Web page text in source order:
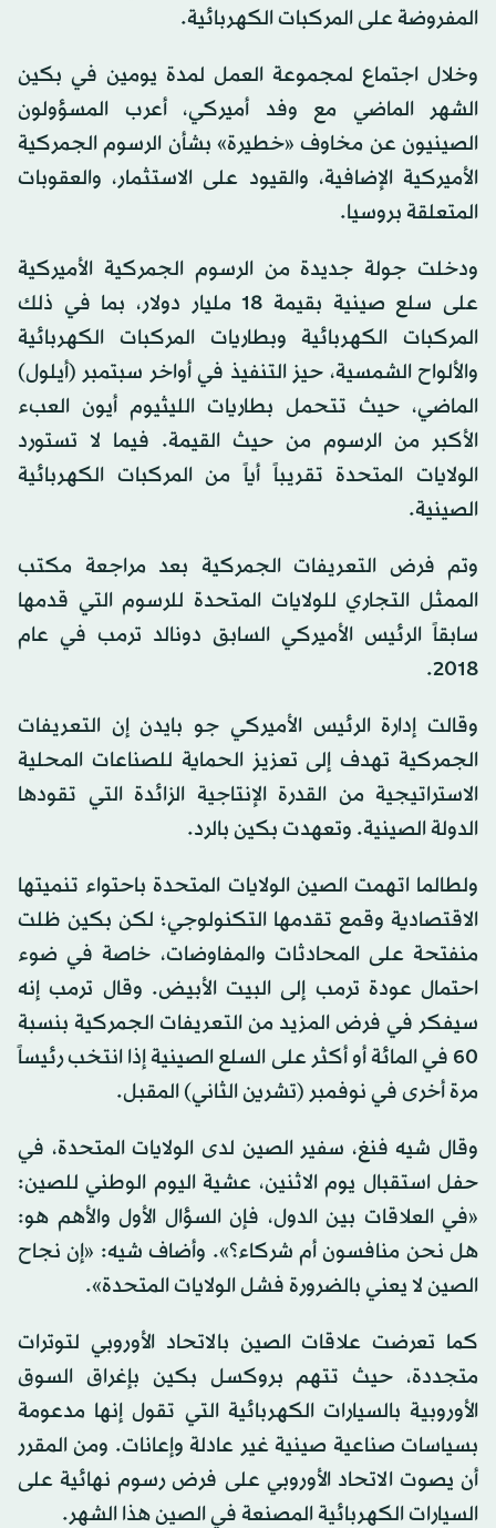
المفروضة على المركبات الكهربائية.
وخلال اجتماع لمجموعة العمل لمدة يومين في بكين
الشهر الماضي مع وفد أميركي، أعرب المسؤولون
الصينيون عن مخاوف «خطيرة» بشأن الرسوم الجمركية
الأميركية الإضافية، والقيود على الاستثمار، والعقوبات
المتعلقة بروسيا.
ودخلت جولة جديدة من الرسوم الجمركية الأميركية
على سلع صينية بقيمة 18 مليار دولار، بما في ذلك
المركبات الكهربائية وبطاريات المركبات الكهربائية
والألواح الشمسية، حيز التنفيذ في أواخر سبتمبر (أيلول)
الماضي، حيث تتحمل بطاريات الليثيوم أيون العبء
الأكبر من الرسوم من حيث القيمة. فيما لا تستورد
الولايات المتحدة تقريباً أياً من المركبات الكهربائية
الصينية.
وتم فرض التعريفات الجمركية بعد مراجعة مكتب
الممثل التجاري للولايات المتحدة للرسوم التي قدمها
سابقاً الرئيس الأميركي السابق دونالد ترمب في عام
2018.
وقالت إدارة الرئيس الأميركي جو بايدن إن التعريفات
الجمركية تهدف إلى تعزيز الحماية للصناعات المحلية
الاستراتيجية من القدرة الإنتاجية الزائدة التي تقودها
الدولة الصينية. وتعهدت بكين بالرد.
ولطالما اتهمت الصين الولايات المتحدة باحتواء تنميتها
الاقتصادية وقمع تقدمها التكنولوجي؛ لكن بكين ظلت
منفتحة على المحادثات والمفاوضات، خاصة في ضوء
احتمال عودة ترمب إلى البيت الأبيض. وقال ترمب إنه
سيفكر في فرض المزيد من التعريفات الجمركية بنسبة
60 في المائة أو أكثر على السلع الصينية إذا انتخب رئيساً
مرة أخرى في نوفمبر (تشرين الثاني) المقبل.
وقال شيه فنغ، سفير الصين لدى الولايات المتحدة، في
حفل استقبال يوم الاثنين، عشية اليوم الوطني للصين:
«في العلاقات بين الدول، فإن السؤال الأول والأهم هو:
هل نحن منافسون أم شركاء؟». وأضاف شيه: «إن نجاح
الصين لا يعني بالضرورة فشل الولايات المتحدة».
كما تعرضت علاقات الصين بالاتحاد الأوروبي لتوترات
متجددة، حيث تتهم بروكسل بكين بإغراق السوق
الأوروبية بالسيارات الكهربائية التي تقول إنها مدعومة
بسياسات صناعية صينية غير عادلة وإعانات. ومن المقرر
أن يصوت الاتحاد الأوروبي على فرض رسوم نهائية على
السيارات الكهربائية المصنعة في الصين هذا الشهر.